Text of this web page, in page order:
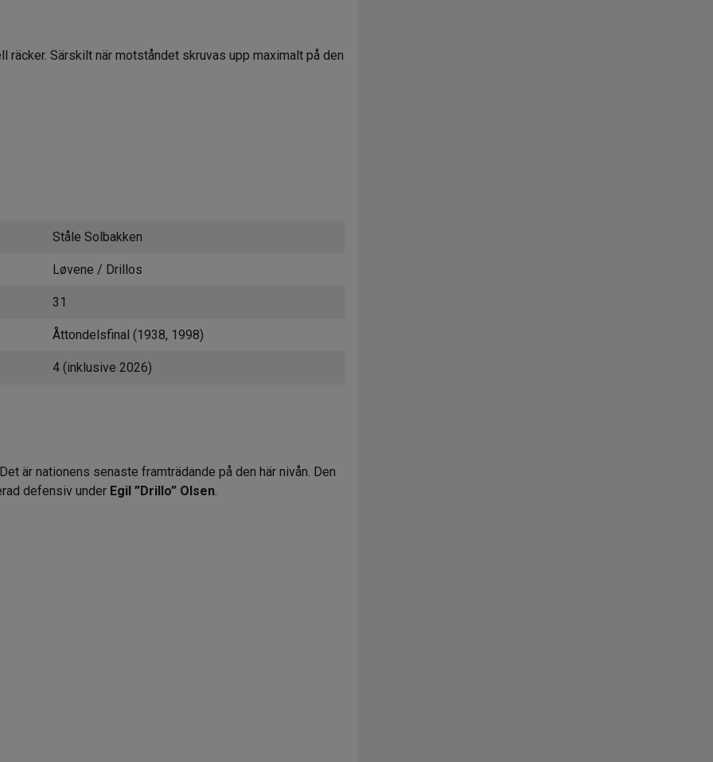
räcker. Särskilt när motståndet skruvas upp maximalt på den
Ståle Solbakken
Løvene / Drillos
31
Åttondelsfinal (1938, 1998)
4 (inklusive 2026)
är nationens senaste framträdande på den här nivån. Den
defensiv under Egil ”Drillo” Olsen.